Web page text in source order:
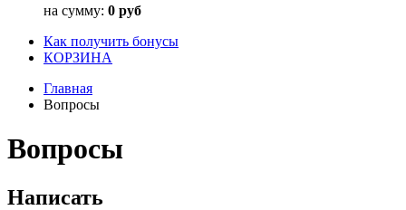
на сумму: 0 руб
Как получить бонусы
КОРЗИНА
Главная
Вопросы
Вопросы
Написать